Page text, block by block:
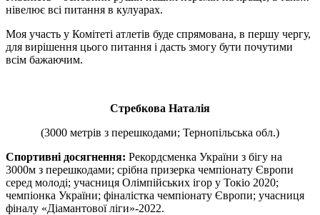
нівелює всі питання в кулуарах.
Моя участь у Комітеті атлетів буде спрямована, в першу чергу,
для вирішення цього питання і дасть змогу бути почутими
всім бажаючим.
Стребкова Наталія
(3000 метрів з перешкодами; Тернопільська обл.)
Спортивні досягнення: Рекордсменка України з бігу на
3000м з перешкодами; срібна призерка чемпіонату Європи
серед молоді; учасниця Олімпійських ігор у Токіо 2020;
чемпіонка України; фіналістка чемпіонату Європи; учасниця
фіналу «Діамантової ліги»-2022.